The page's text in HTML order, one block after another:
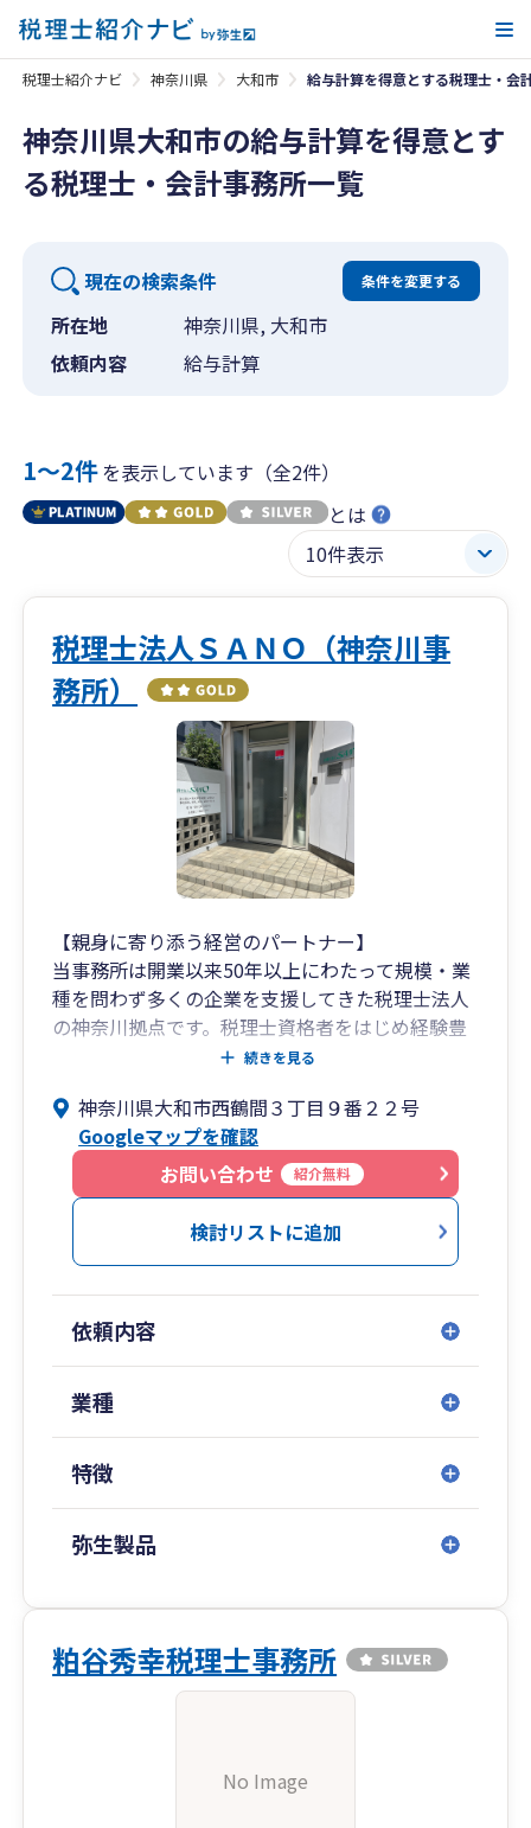
税理士紹介ナビ 神奈川県 大和市 給与計算を得意とする税理士・会
神奈川県大和市の給与計算を得意とす
る税理士・会計事務所一覧
現在の検索条件 条件を変更する
所在地
神奈川県, 大和市
依頼内容
給与計算
1〜2件を表示しています（全2件）
とは
税理士法人ＳＡＮＯ（神奈川事
務所）
【親身に寄り添う経営のパートナー】
当事務所は開業以来50年以上にわたって規模・業
種を問わず多くの企業を支援してきた税理士法人
の神奈川拠点です。税理士資格者をはじめ経験豊
富な職員が在籍しており、お客様に安心を与える
複雑な税務や会計の用語はなるべくわかりやすく
説明し、親身にお客様のお話を聞いてお金や事務
処理についての不安や疑問を解消することで、お
客様が集中してビジネスに取り組んでいただける
よう経営のパートナーとしてサポートいたしま
す。
でもご相談ください。
続きを見る
神奈川県大和市西鶴間３丁目９番２２号
Googleマップを確認
お問い合わせ
紹介無料
検討リストに追加
依頼内容
業種
特徴
弥生製品
粕谷秀幸税理士事務所
No Image